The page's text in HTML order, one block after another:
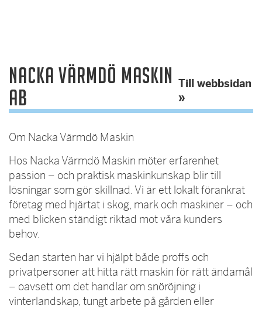
Nacka Värmdö Maskin
AB
Till webbsidan
»
Om Nacka Värmdö Maskin
Hos Nacka Värmdö Maskin möter erfarenhet
passion – och praktisk maskinkunskap blir till
lösningar som gör skillnad. Vi är ett lokalt förankrat
företag med hjärtat i skog, mark och maskiner – och
med blicken ständigt riktad mot våra kunders
behov.
Sedan starten har vi hjälpt både proffs och
privatpersoner att hitta rätt maskin för rätt ändamål
– oavsett om det handlar om snöröjning i
vinterlandskap, tungt arbete på gården eller